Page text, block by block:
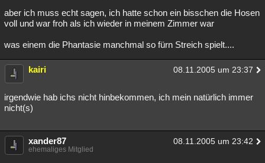
aber ich muss echt sagen, ich hatte schon ein bisschen die Hosen
voll und war froh als ich wieder in meinem Zimmer war
was einem die Phantasie manchmal so fürn Streich spielt....
kairi 08.11.2005 um 23:37
irgendwie hab ichs nicht hinbekommen, ich mein natürlich immer
nicht(s)
xander87 08.11.2005 um 23:42
ehemaliges Mitglied